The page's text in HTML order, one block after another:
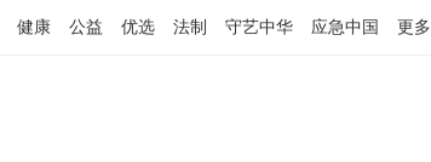
健康 公益 优选 法制 守艺中华 应急中国 更多